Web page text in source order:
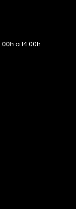
a 14:00h